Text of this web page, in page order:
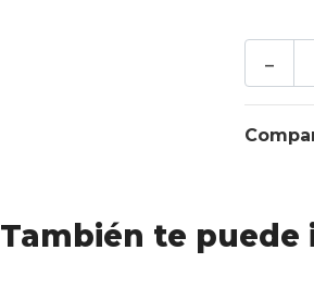
-
También te puede